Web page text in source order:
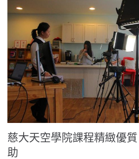
慈大天空學院課程精緻優
助